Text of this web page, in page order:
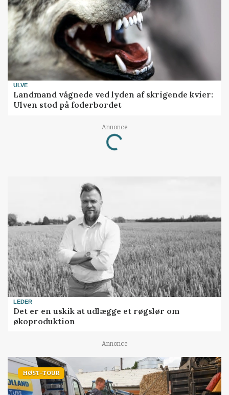
ULVE
Landmand vågnede ved lyden af skrigende kvier:
Ulven stod på foderbordet
Annonce
Loading...
LEDER
Det er en uskik at udlægge et røgslør om
økoproduktion
Annonce
HØST-TOUR